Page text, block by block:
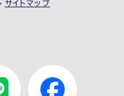
サイトマップ